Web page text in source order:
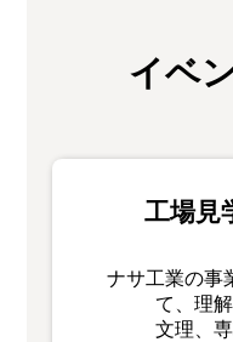
イベ
工場見
ナサ工業の事
て、理
文理、